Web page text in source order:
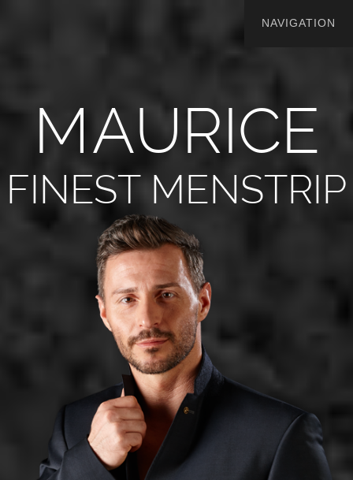
MAURICE
FINEST MENSTRIP